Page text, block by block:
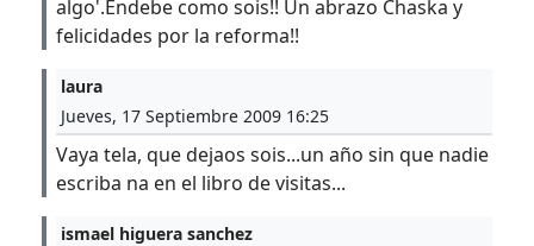
algo'.Endebe como sois!! Un abrazo Chaska y
felicidades por la reforma!!
laura
Jueves, 17 Septiembre 2009 16:25
Vaya tela, que dejaos sois...un año sin que nadie
escriba na en el libro de visitas...
ismael higuera sanchez